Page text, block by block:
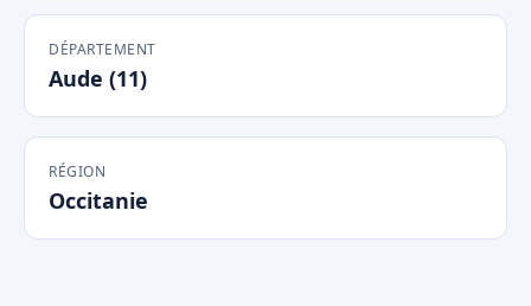
DÉPARTEMENT
Aude (11)
RÉGION
Occitanie